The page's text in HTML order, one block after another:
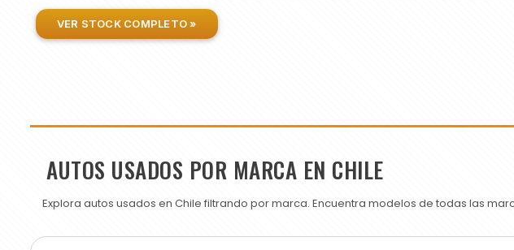
VER STOCK COMPLETO »
AUTOS USADOS POR MARCA EN CHILE
Explora autos usados en Chile filtrando por marca. Encuentra modelos de todas las